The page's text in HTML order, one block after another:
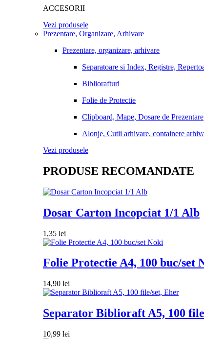
ACCESORII
Vezi produsele
Prezentare, Organizare, Arhivare
Prezentare, organizare, arhivare
Separatoare si Index, Registre,
Bibliorafturi
Folie de Protectie
Clipboard, Mape, Dosare de Prezentare
Alonje, Cutii arhivare, containere
Vezi produsele
PRODUSE RECOMANDATE
Dosar Carton Incopciat 1/1 Alb
1,35 lei
Folie Protectie A4, 100 buc/set
14,90 lei
Separator Biblioraft A5, 100
10,99 lei